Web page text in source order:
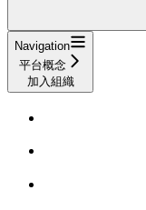
Navigation
平台概念
加入組織